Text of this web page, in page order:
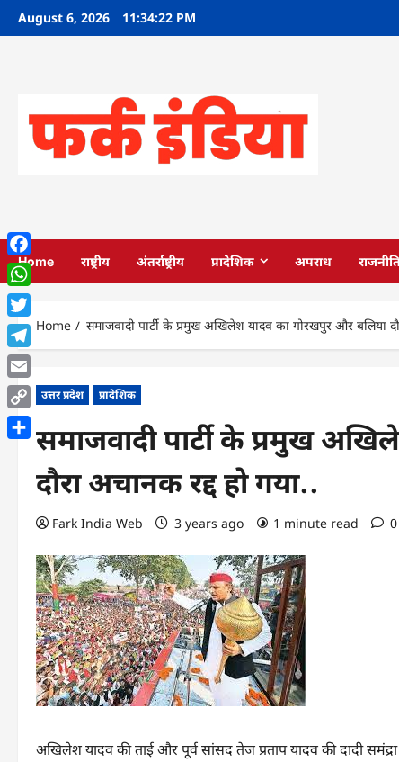
SkipAugust 6, 2026 11:34:22 PM
Home राष्ट्रीय अंतर्राष्ट्रीय प्रादेशिक अपराध
Home समाजवादी पार्टी के प्रमुख अखिलेश यादव का गोरखपुर और बलिया
उत्तर प्रदेश प्रादेशिक
समाजवादी पार्टी के प्रमुख
दौरा अचानक रद्द हो गया..
Fark India Web 3 years ago 1 minute read
अखिलेश यादव की ताई और पूर्व सांसद तेज प्रताप यादव की दादी
Facebook
WhatsApp
Twitter
Telegram
Email
Copy
Link
Share